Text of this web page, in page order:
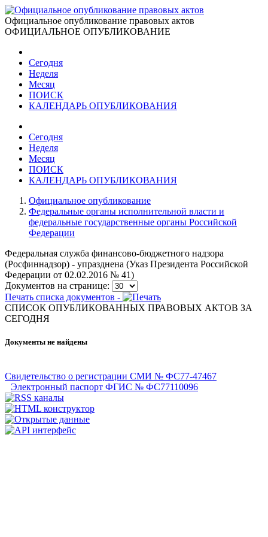
Официальное опубликование правовых актов
ОФИЦИАЛЬНОЕ ОПУБЛИКОВАНИЕ
Сегодня
Неделя
Месяц
ПОИСК
КАЛЕНДАРЬ ОПУБЛИКОВАНИЯ
Сегодня
Неделя
Месяц
ПОИСК
КАЛЕНДАРЬ ОПУБЛИКОВАНИЯ
Официальное опубликование
Федеральные органы исполнительной власти и
федеральные государственные органы Российской
Федерации
Федеральная служба финансово-бюджетного надзора
(Росфиннадзор) - упразднена (Указ Президента Российской
Федерации от 02.02.2016 № 41)
Документов на странице:
Печать списка документов -
СПИСОК ОПУБЛИКОВАННЫХ ПРАВОВЫХ АКТОВ ЗА
CЕГОДНЯ
Документы не найдены
Свидетельство о регистрации СМИ № ФС77-47467
Электронный паспорт ФГИС № ФС77110096